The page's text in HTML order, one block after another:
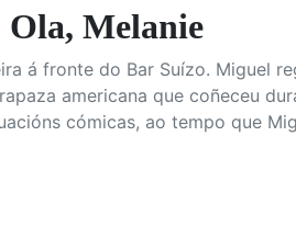
Melanie
á fronte do Bar Suízo. Miguel
americana que coñeceu
cómicas, ao tempo que